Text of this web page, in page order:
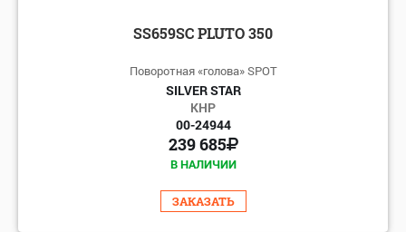
SS659SC PLUTO 350
Поворотная «голова» SPOT
SILVER STAR
КНР
00-24944
239 685
В НАЛИЧИИ
ЗАКАЗАТЬ